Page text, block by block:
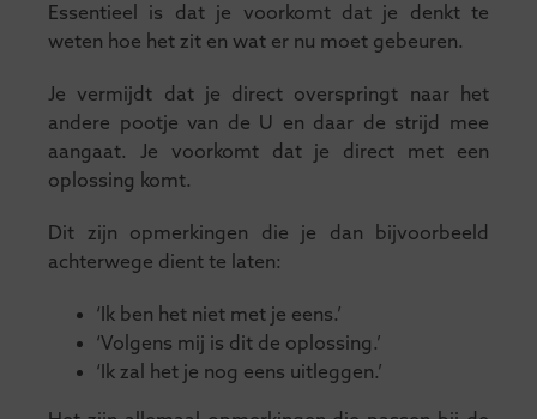
Essentieel is dat je voorkomt dat je denkt te
weten hoe het zit en wat er nu moet gebeuren.
Je vermijdt dat je direct overspringt naar het
andere pootje van de U en daar de strijd mee
aangaat. Je voorkomt dat je direct met een
oplossing komt.
Dit zijn opmerkingen die je dan bijvoorbeeld
achterwege dient te laten:
‘Ik ben het niet met je eens.’
‘Volgens mij is dit de oplossing.’
‘Ik zal het je nog eens uitleggen.’